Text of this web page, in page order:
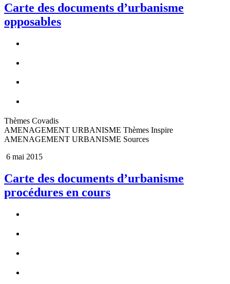
Carte des documents d’urbanisme
opposables
Thèmes Covadis
AMENAGEMENT URBANISME Thèmes Inspire
AMENAGEMENT URBANISME Sources
6 mai 2015
Carte des documents d’urbanisme
procédures en cours